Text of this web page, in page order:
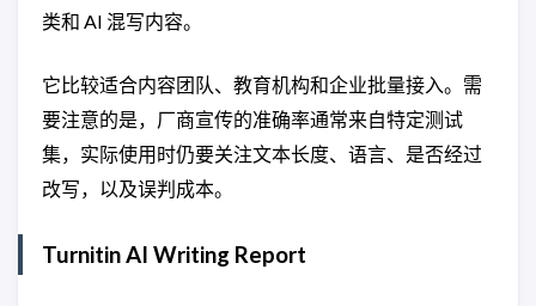
类和 AI 混写内容。
它比较适合内容团队、教育机构和企业批量接入。需
要注意的是，厂商宣传的准确率通常来自特定测试
集，实际使用时仍要关注文本长度、语言、是否经过
改写，以及误判成本。
Turnitin AI Writing Report